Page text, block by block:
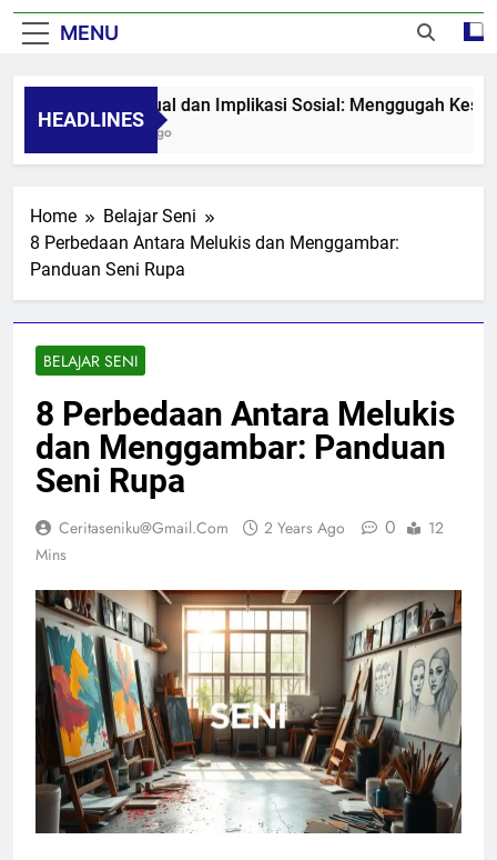
MENU
HEADLINES
Seni Visual dan Implikasi Sosial: Menggugah
8 Months Ago
Home
Belajar Seni
8 Perbedaan Antara Melukis dan Menggambar:
Panduan Seni Rupa
BELAJAR SENI
8 Perbedaan Antara Melukis
dan Menggambar: Panduan
Seni Rupa
Ceritaseniku@gmail.com 2 Years Ago 0
12
Mins